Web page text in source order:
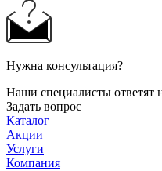
Нужна консультация?
Наши специалисты
Задать вопрос
Каталог
Акции
Услуги
Компания